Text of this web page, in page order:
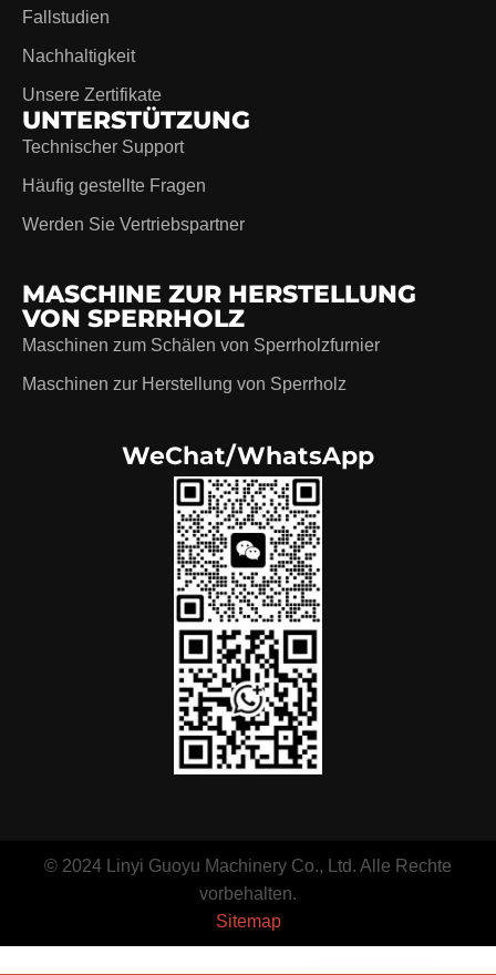
Fallstudien
Nachhaltigkeit
Unsere Zertifikate
UNTERSTÜTZUNG
Technischer Support
Häufig gestellte Fragen
Werden Sie Vertriebspartner
MASCHINE ZUR HERSTELLUNG
VON SPERRHOLZ
Maschinen zum Schälen von Sperrholzfurnier
Maschinen zur Herstellung von Sperrholz
WeChat/WhatsApp
© 2024 Linyi Guoyu Machinery Co., Ltd. Alle Rechte
vorbehalten.
Sitemap